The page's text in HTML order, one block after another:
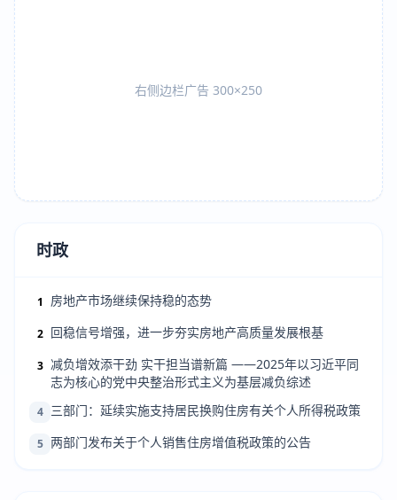
右侧边栏广告 300×250
时政
1 房地产市场继续保持稳的态势
2 回稳信号增强，进一步夯实房地产高质量发展根基
3 减负增效添干劲 实干担当谱新篇 ——2025年以习近平同
志为核心的党中央整治形式主义为基层减负综述
4 三部门：延续实施支持居民换购住房有关个人所得税政策
5 两部门发布关于个人销售住房增值税政策的公告